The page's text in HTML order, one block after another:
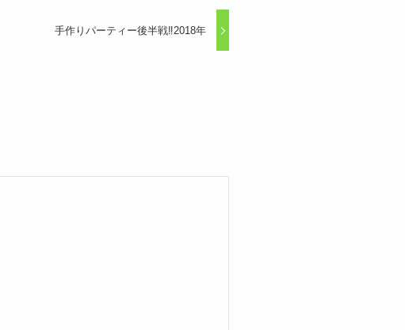
手作りパーティー後半戦‼2018年